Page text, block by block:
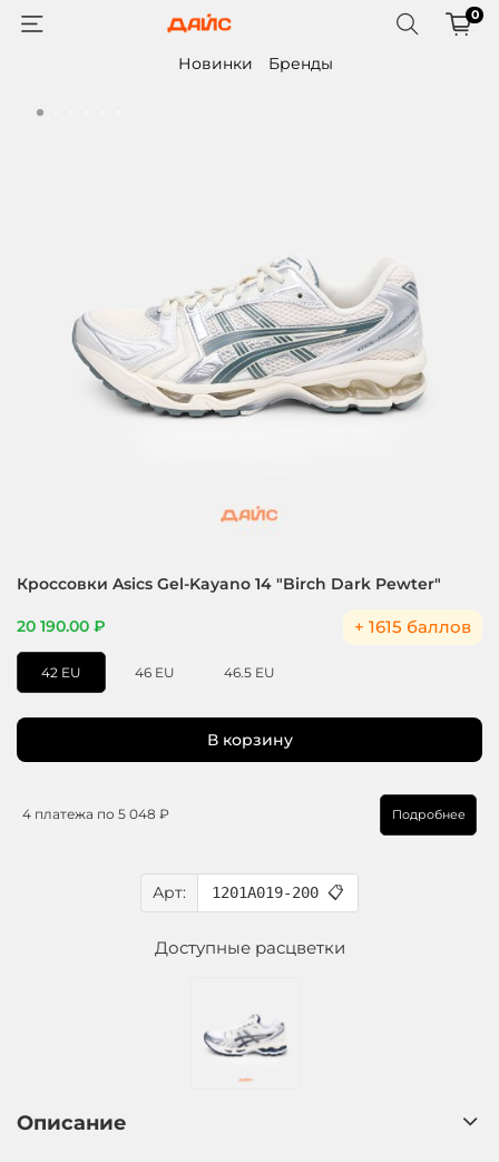
0
Новинки Бренды
Кроссовки Asics Gel-Kayano 14 "Birch Dark Pewter"
20 190.00 ₽ + 1615 баллов
Арт: 1201A019-200 📋
В корзину
4 платежа по 5 048 ₽ Подробнее
42 EU 46 EU 46.5 EU
Доступные расцветки
Описание